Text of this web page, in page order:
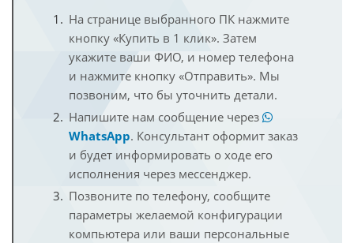
На странице выбранного ПК нажмите
кнопку «Купить в 1 клик». Затем
укажите ваши ФИО, и номер телефона
и нажмите кнопку «Отправить». Мы
позвоним, что бы уточнить детали.
Напишите нам сообщение через
WhatsApp. Консультант оформит заказ
и будет информировать о ходе его
исполнения через мессенджер.
Позвоните по телефону, сообщите
параметры желаемой конфигурации
компьютера или ваши персональные